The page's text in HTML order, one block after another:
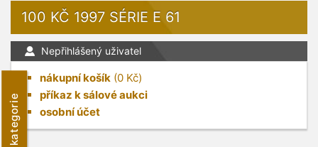
kategorie
100 KČ 1997 SÉRIE E 61
Nepřihlášený uživatel
nákupní košík (0 Kč)
příkaz k sálové aukci
osobní účet